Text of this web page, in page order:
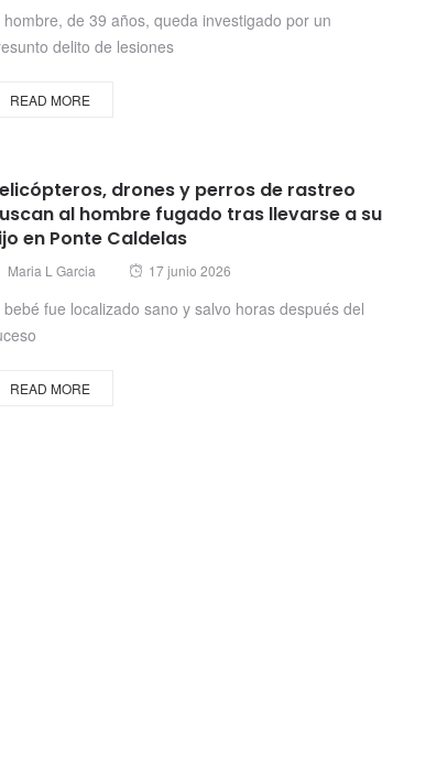
hombre, de 39 años, queda investigado por un
delito de lesiones
READ MORE
drones y perros de rastreo
al hombre fugado tras llevarse a su
en Ponte Caldelas
Author
Maria L Garcia
Posted
17 junio 2026
bebé fue localizado sano y salvo horas después del
READ MORE